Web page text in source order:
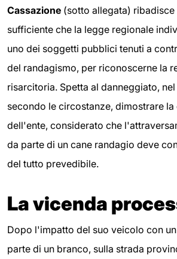
Cassazione (sotto allegata) ribadisce
sufficiente che la legge regionale
uno dei soggetti pubblici tenuti a
del randagismo, per riconoscerne la
risarcitoria. Spetta al danneggiato,
secondo le circostanze, dimostrare
dell'ente, considerato che
da parte di un cane randagio deve
del tutto prevedibile.
La vicenda
Dopo l'impatto del suo veicolo con
parte di un branco, sulla strada